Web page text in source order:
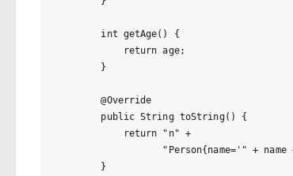
    int getAge() {
        return age;
    }
    @Override
    public String toString() {
        return "n" +
"Person{name='" + name
    }